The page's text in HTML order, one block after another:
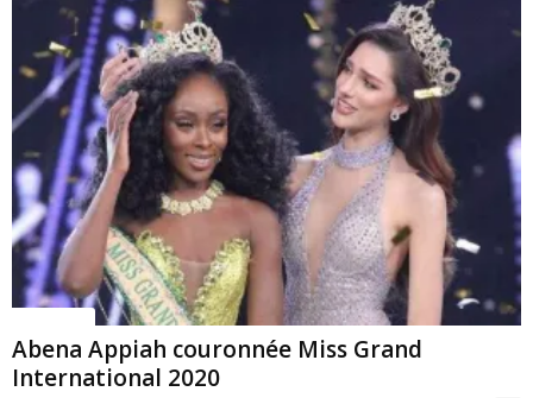
Abena Appiah couronnée Miss Grand
International 2020